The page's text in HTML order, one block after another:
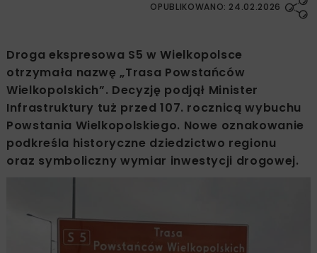
OPUBLIKOWANO: 24.02.2026
Droga ekspresowa S5 w Wielkopolsce
otrzymała nazwę „Trasa Powstańców
Wielkopolskich”. Decyzję podjął Minister
Infrastruktury tuż przed 107. rocznicą wybuchu
Powstania Wielkopolskiego. Nowe oznakowanie
podkreśla historyczne dziedzictwo regionu
oraz symboliczny wymiar inwestycji drogowej.